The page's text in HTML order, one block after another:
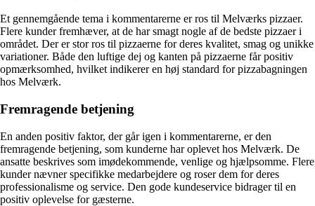
Et gennemgående tema i kommentarerne er ros til Melværks pizzaer.
Flere kunder fremhæver, at de har smagt nogle af de bedste pizzaer i
området. Der er stor ros til pizzaerne for deres kvalitet, smag og unikke
variationer. Både den luftige dej og kanten på pizzaerne får positiv
opmærksomhed, hvilket indikerer en høj standard for pizzabagningen
hos Melværk.
Fremragende betjening
En anden positiv faktor, der går igen i kommentarerne, er den
fremragende betjening, som kunderne har oplevet hos Melværk. De
ansatte beskrives som imødekommende, venlige og hjælpsomme. Flere
kunder nævner specifikke medarbejdere og roser dem for deres
professionalisme og service. Den gode kundeservice bidrager til en
positiv oplevelse for gæsterne.